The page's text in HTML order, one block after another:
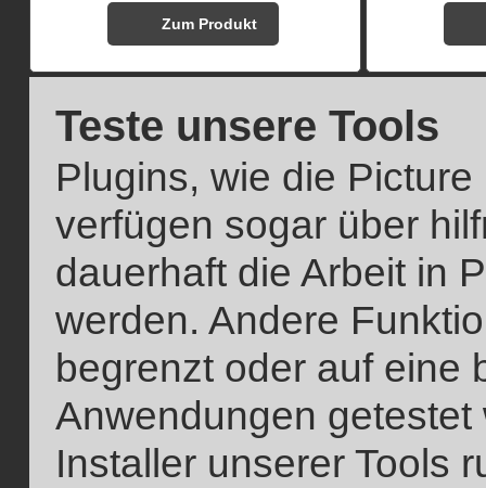
Zum Produkt
Teste unsere Tools
Plugins, wie die
verfügen sogar über
dauerhaft die Arbeit in
werden. Andere
begrenzt oder auf eine
Anwendungen
Installer unserer Tools